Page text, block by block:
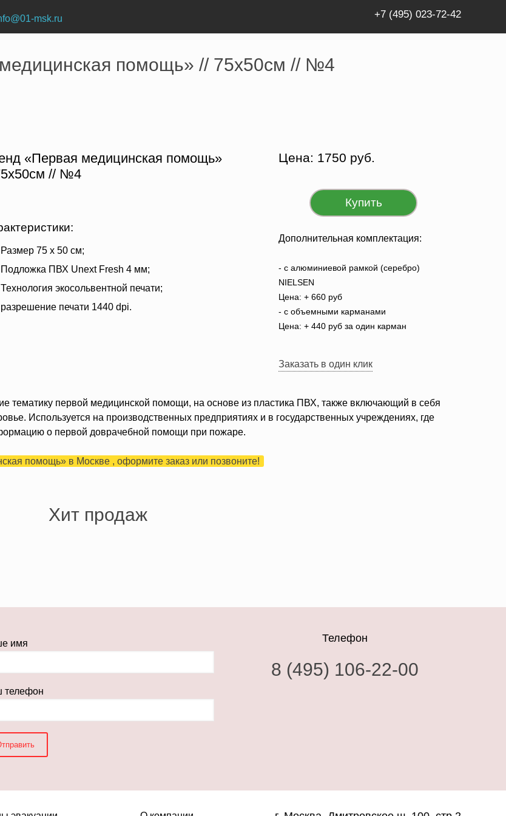
msk.ru +7 (495) 023-72-42
медицинской помощи
помощь» // 75х50см // №4
«Первая медицинская помощь»
// №4
Размер 75 х 50 см;
Подложка ПВХ Unext Fresh 4 мм;
Технология экосольвентной печати;
разрешение печати 1440 dpi.
Цена: 1750 руб.
Купить
Дополнительная комплектация:
- c алюминиевой рамкой (серебро)
NIELSEN
Цена: + 660 руб
- с объемными карманами
Цена: + 440 руб за один карман
Заказать в один клик
тематику первой медицинской помощи, на основе из пластика ПВХ, также включающий в себя
Используется на производственных предприятиях и в государственных учреждениях, где
о первой доврачебной помощи при пожаре.
помощь» в Москве , оформите заказ или позвоните!
Хит продаж
имя
телефон
Телефон
8 (495) 106-22-00